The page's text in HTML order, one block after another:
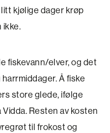
kjølige dager krøp
ikke.
fiskevann/elver, og det
Å fiske
store glede, ifølge
Vidda. Resten av kosten
til frokost og